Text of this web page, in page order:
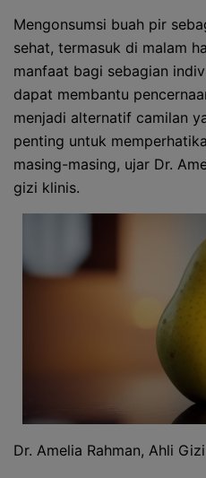
Mengonsumsi buah pir
sehat, termasuk di malam
manfaat bagi sebagian
dapat membantu
menjadi alternatif camilan
penting untuk
masing-masing, ujar Dr.
gizi klinis.
Dr. Amelia Rahman, Ahli